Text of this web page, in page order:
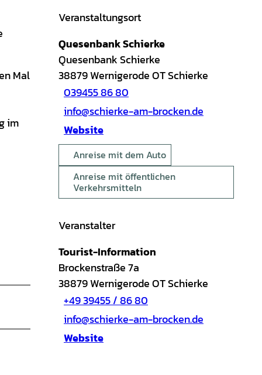
Mal
im
Veranstaltungsort
Quesenbank Schierke
Quesenbank Schierke
38879Wernigerode OT Schierke
039455 86 80
info@schierke-am-brocken.de
Website
Anreise mit dem Auto
Anreise mit öffentlichen
Verkehrsmitteln
Veranstalter
Tourist-Information
Brockenstraße 7a
38879Wernigerode OT Schierke
+49 39455 / 86 80
info@schierke-am-brocken.de
Website